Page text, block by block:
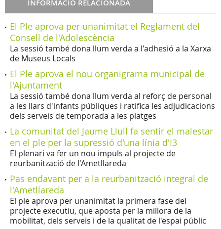
INFORMACIÓ RELACIONADA
El Ple aprova per unanimitat el Reglament del
Consell de l'Adolescència
La sessió també dona llum verda a l'adhesió a la Xarxa
de Museus Locals
El Ple aprova el nou organigrama municipal de
l'Ajuntament
La sessió també dona llum verda al reforç de personal
a les llars d'infants públiques i ratifica les adjudicacions
dels serveis de temporada a les platges
La comunitat del Jaume Llull fa sentir el malestar
en el ple per la supressió d'una línia d'I3
El plenari va fer un nou impuls al projecte de
reurbanització de l'Ametllareda
Pas endavant per a la reurbanització integral de
l'Ametllareda
El ple aprova per unanimitat la primera fase del
projecte executiu, que aposta per la millora de la
mobilitat, dels serveis i de la qualitat de l'espai públic